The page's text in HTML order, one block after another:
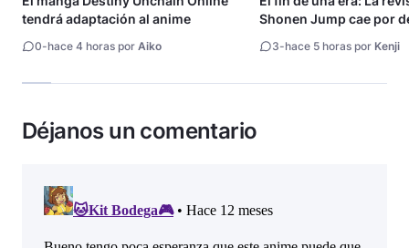
tendrá adaptación al anime
0-hace 4 horas por Aiko
Shonen Jump cae por
3-hace 5 horas por Kenji
Déjanos un comentario